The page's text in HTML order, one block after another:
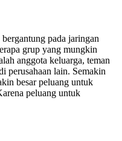
pada jaringan
grup yang mungkin
anggota keluarga, teman
perusahaan lain. Semakin
besar peluang untuk
peluang untuk